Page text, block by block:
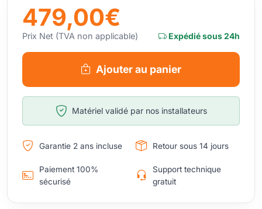
479,00€
Prix Net (TVA non applicable) Expédié sous 24h
Ajouter au panier
Matériel validé par nos installateurs
Garantie 2 ans incluse Retour sous 14 jours
Paiement 100%
sécurisé
Support technique
gratuit